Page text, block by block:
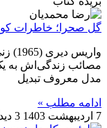
گل صحرا؛ خاطرات
مصائب زندگی‌اش به
مدل معروف تبدیل
ادامه مطلب »
7 اردیبهشت 1403
3 دیدگاه